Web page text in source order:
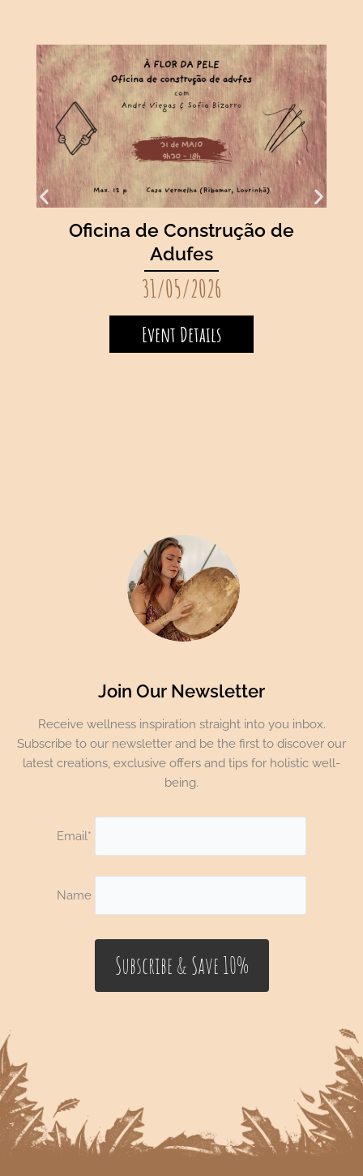
Oficina de Construção de
Adufes
31/05/2026
Event Details
Join Our Newsletter
Receive wellness inspiration straight into you inbox.
Subscribe to our newsletter and be the first to discover our
latest creations, exclusive offers and tips for holistic well-
being.
Email*
Name